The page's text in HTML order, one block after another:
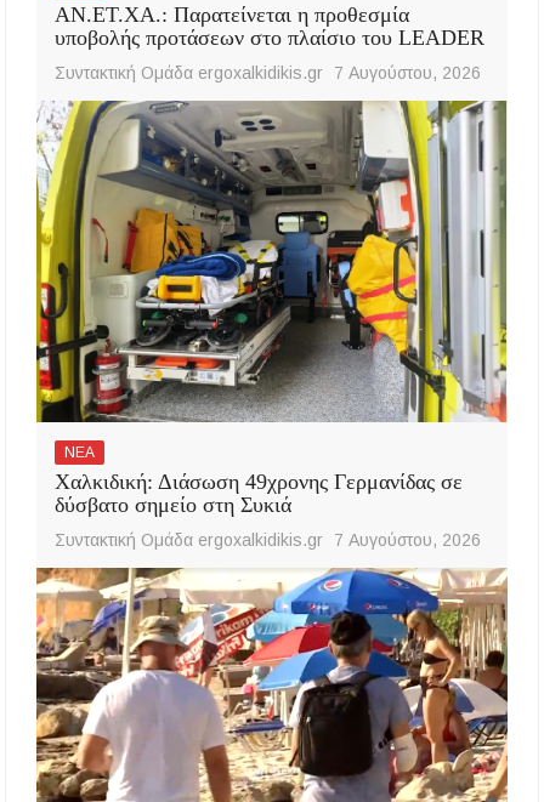
ΑΝ.ΕΤ.ΧΑ.: Παρατείνεται η προθεσμία
υποβολής προτάσεων στο πλαίσιο του LEADER
Συντακτική Ομάδα ergoxalkidikis.gr 7 Αυγούστου, 2026
ΝΕΑ
Χαλκιδική: Διάσωση 49χρονης Γερμανίδας σε
δύσβατο σημείο στη Συκιά
Συντακτική Ομάδα ergoxalkidikis.gr 7 Αυγούστου, 2026